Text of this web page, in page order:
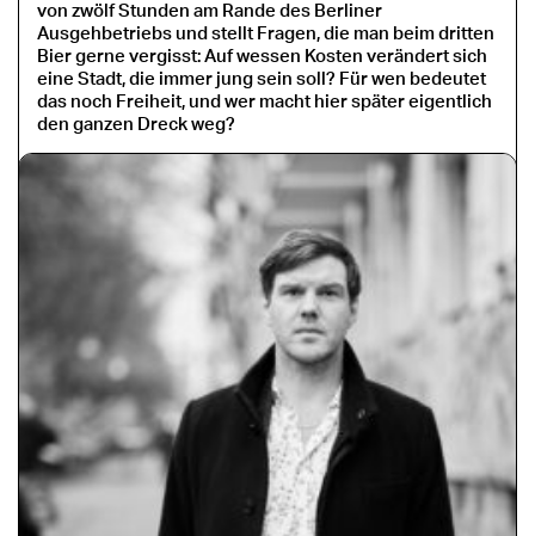
von zwölf Stunden am Rande des Berliner
Ausgehbetriebs und stellt Fragen, die man beim dritten
Bier gerne vergisst: Auf wessen Kosten verändert sich
eine Stadt, die immer jung sein soll? Für wen bedeutet
das noch Freiheit, und wer macht hier später eigentlich
den ganzen Dreck weg?